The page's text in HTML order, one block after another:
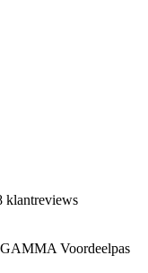
klantreviews
Voordeelpas